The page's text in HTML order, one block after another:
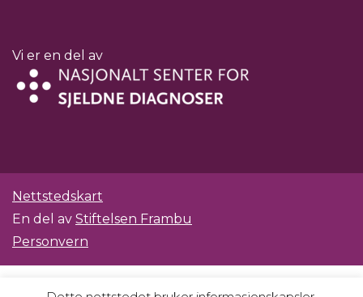
Vi er en del av
Nettstedskart
En del av Stiftelsen Frambu
Personvern